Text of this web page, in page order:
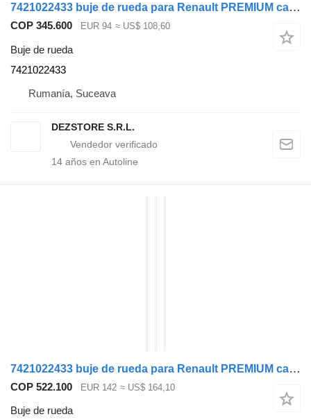
7421022433 buje de rueda para Renault PREMIUM cabeza tractora
COP 345.600 EUR 94 ≈ US$ 108,60
Buje de rueda
7421022433
Rumanía, Suceava
DEZSTORE S.R.L.
14 años en Autoline
7421022433 buje de rueda para Renault PREMIUM cabeza tractora
COP 522.100 EUR 142 ≈ US$ 164,10
Buje de rueda